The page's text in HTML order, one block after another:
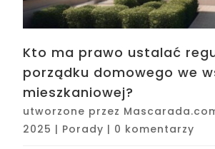
Kto ma prawo ustalać
porządku domowego we
mieszkaniowej?
utworzone przez
2025 | Porady | 0 komentarzy